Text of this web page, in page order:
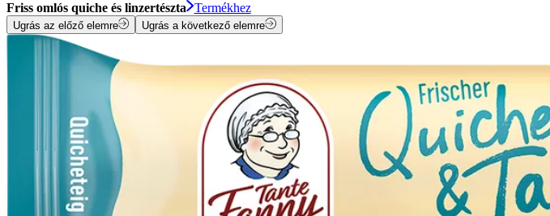
Friss omlós quiche és linzertészta
Termékhez
Ugrás az előző elemre Ugrás a következő elemre